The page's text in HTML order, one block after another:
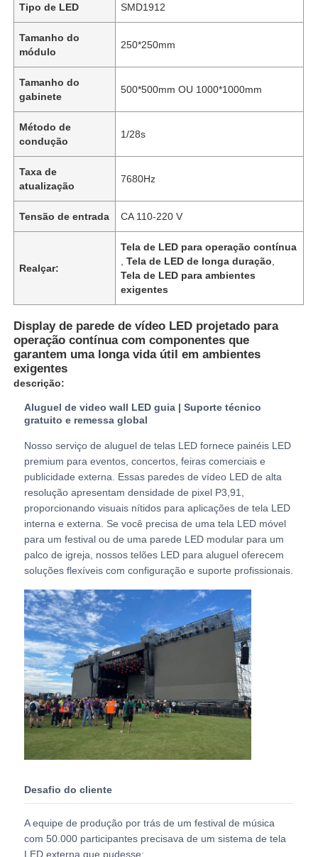
Para casa
Produtos
Vídeos
Espetáculo VR
Sobre nós
Visita à Fábrica
Contacte-nos
Notícias
Solicitar Orçamento
Vídeo Wall Display de LED
Tela da tela LED
Tela do diodo emissor de luz do concerto
Aluguer de ecrãs de LED
Parede de vídeo led de cobra
Exibição de LED transparente
Tipo de LED SMD1912
Tamanho do
módulo
250*250mm
Tamanho do
gabinete
500*500mm OU 1000*1000mm
Método de
condução
1/28s
Taxa de
atualização
7680Hz
Tensão de entrada CA 110-220 V
Realçar:
Tela de LED para operação contínua
,Tela de LED de longa duração
Tela de LED para ambientes
exigentes
Display de parede de vídeo LED projetado para
operação contínua com componentes que
garantem uma longa vida útil em ambientes
exigentes
descrição:
Aluguel de video wall LED guia | Suporte técnico
gratuito e remessa global
Nosso serviço de aluguel de telas LED fornece painéis LED
premium para eventos, concertos, feiras comerciais e
publicidade externa. Essas paredes de vídeo LED de alta
resolução apresentam densidade de pixel P3,91,
proporcionando visuais nítidos para aplicações de tela LED
interna e externa. Se você precisa de uma tela LED móvel
para um festival ou de uma parede LED modular para um
palco de igreja, nossos telões LED para aluguel oferecem
soluções flexíveis com configuração e suporte profissionais.
Desafio do cliente
A equipe de produção por trás de um festival de música
com 50.000 participantes precisava de um sistema de tela
LED externa que pudesse: